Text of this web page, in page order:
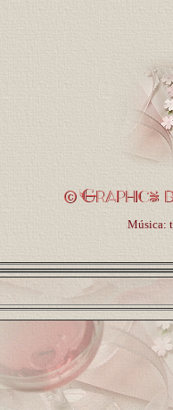
Música: